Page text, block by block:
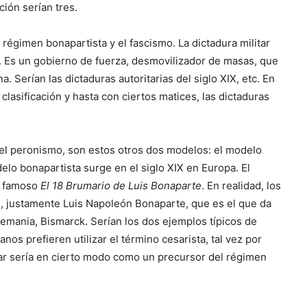
serían tres.
bonapartista y el fascismo. La dictadura militar
un gobierno de fuerza, desmovilizador de masas, que
Serían las dictaduras autoritarias del siglo XIX, etc. En
y hasta con ciertos matices, las dictaduras
peronismo, son estos otros dos modelos: el modelo
bonapartista surge en el siglo XIX en Europa. El
El 18 Brumario de Luis Bonaparte. En realidad, los
Luis Napoleón Bonaparte, que es el que da
Bismarck. Serían los dos ejemplos típicos de
prefieren utilizar el término cesarista, tal vez por
sería en cierto modo como un precursor del régimen